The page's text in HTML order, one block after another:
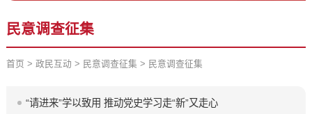
民意调查征集
首页 > 政民互动 > 民意调查征集 > 民意调查征集
“请进来”学以致用 推动党史学习走“新”又走心